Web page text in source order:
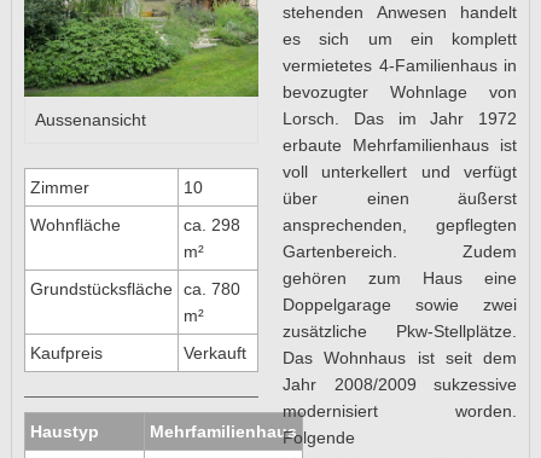
Aussenansicht
Zimmer
10
Wohnfläche
ca. 298
m²
Grundstücksfläche ca. 780
m²
Kaufpreis
Verkauft
Haustyp
Mehrfamilienhaus
stehenden Anwesen handelt
es sich um ein komplett
vermietetes 4-Familienhaus in
bevozugter Wohnlage von
Lorsch. Das im Jahr 1972
erbaute Mehrfamilienhaus ist
voll unterkellert und verfügt
über einen äußerst
ansprechenden, gepflegten
Gartenbereich. Zudem
gehören zum Haus eine
Doppelgarage sowie zwei
zusätzliche Pkw-Stellplätze.
Das Wohnhaus ist seit dem
Jahr 2008/2009 sukzessive
modernisiert worden.
Folgende